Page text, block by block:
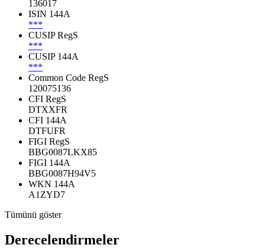
136017
ISIN 144A
***
CUSIP RegS
***
CUSIP 144A
***
Common Code RegS
120075136
CFI RegS
DTXXFR
CFI 144A
DTFUFR
FIGI RegS
BBG0087LKX85
FIGI 144A
BBG0087H94V5
WKN 144A
A1ZYD7
Tümünü göster
Derecelendirmeler